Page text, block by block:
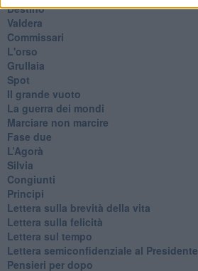
Destino
Valdera
Commissari
L'orso
Grullaia
Spot
​Il grande vuoto
​La guerra dei mondi
Marciare non marcire
Fase due
L’Agorà
Silvia
Congiunti
Principi
​Lettera sulla brevità della vita
​Lettera sulla felicità
​Lettera sul tempo
Lettera semiconfidenziale al Presidente
Pensieri per dopo